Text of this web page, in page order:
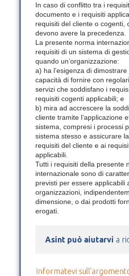
In caso di conflitto tra i
documento e i requisiti
requisiti del cliente o cogenti,
devono avere la precedenza.
La presente norma
requisiti di un sistema di
quando un’organizzazione:
a) ha l’esigenza di
capacità di fornire con
servizi che soddisfano i
requisiti cogenti applicabili; e
b) mira ad accrescere la
cliente tramite l’applicazione
sistema, compresi i processi
sistema stesso e assicurare
requisiti del cliente e ai
applicabili.
Tutti i requisiti della presente
internazionale sono di
previsti per essere applicabili
organizzazioni,
dimensione, o dai prodotti
erogati.
Asint può aiutarvi a
Informatevi